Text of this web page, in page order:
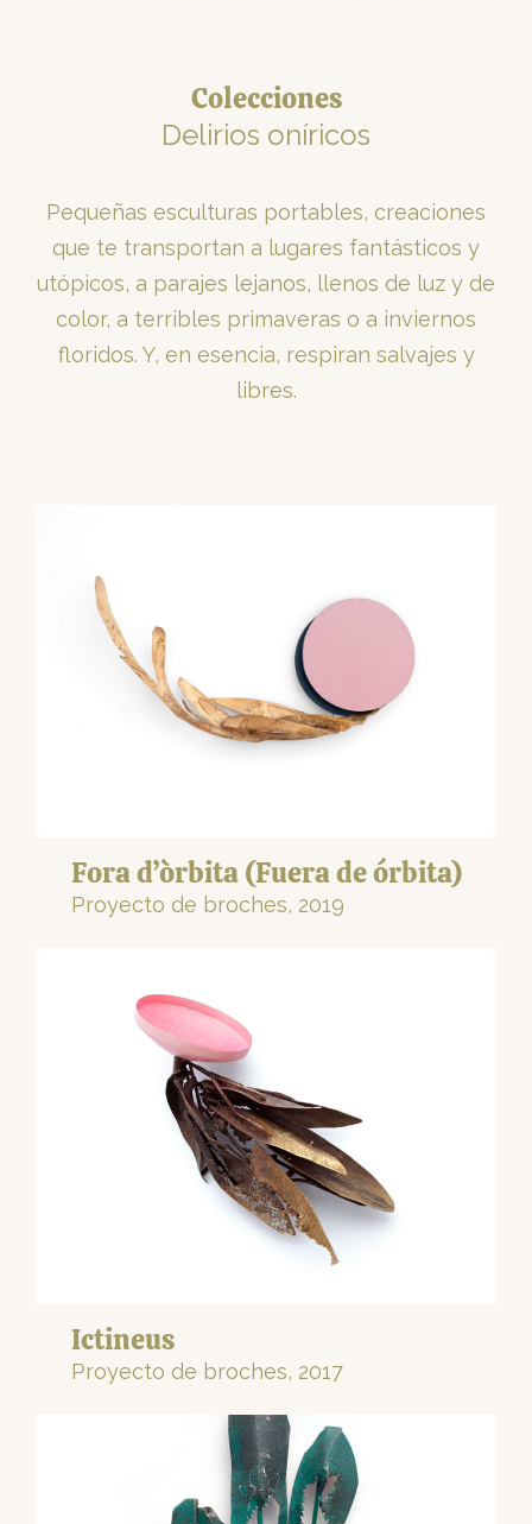
Colecciones
Delirios oníricos
Pequeñas esculturas portables, creaciones
que te transportan a lugares fantásticos y
utópicos, a parajes lejanos, llenos de luz y de
color, a terribles primaveras o a inviernos
floridos. Y, en esencia, respiran salvajes y
libres.
Fora d’òrbita (Fuera de órbita)
Proyecto de broches, 2019
Ictineus
Proyecto de broches, 2017